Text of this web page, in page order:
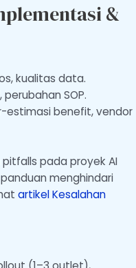
&
kualitas data.
SOP.
estimasi benefit, vendor
pada proyek AI
menghindari
artikel Kesalahan